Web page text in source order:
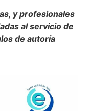
y profesionales
al servicio de
de autoría